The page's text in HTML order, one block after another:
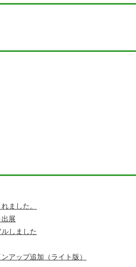
ました。
展
しました
アップ追加（ライト版）